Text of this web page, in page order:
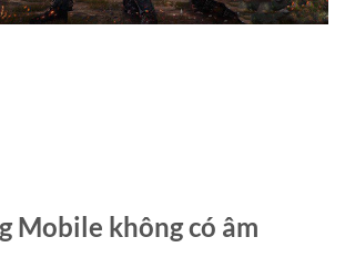
Mobile không có âm